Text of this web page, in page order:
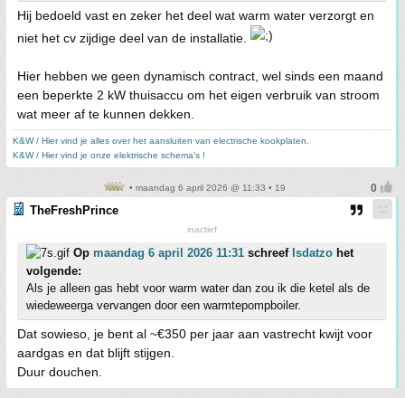
Hij bedoeld vast en zeker het deel wat warm water verzorgt en
niet het cv zijdige deel van de installatie.
Hier hebben we geen dynamisch contract, wel sinds een maand
een beperkte 2 kW thuisaccu om het eigen verbruik van stroom
wat meer af te kunnen dekken.
K&W / Hier vind je alles over het aansluiten van electrische kookplaten.
K&W / Hier vind je onze elektrische schema's !
• maandag 6 april 2026 @ 11:33 • 19
TheFreshPrince
inactief
Op maandag 6 april 2026 11:31 schreef Isdatzo het
volgende:
Als je alleen gas hebt voor warm water dan zou ik die ketel als de
wiedeweerga vervangen door een warmtepompboiler.
Dat sowieso, je bent al ~€350 per jaar aan vastrecht kwijt voor
aardgas en dat blijft stijgen.
Duur douchen.